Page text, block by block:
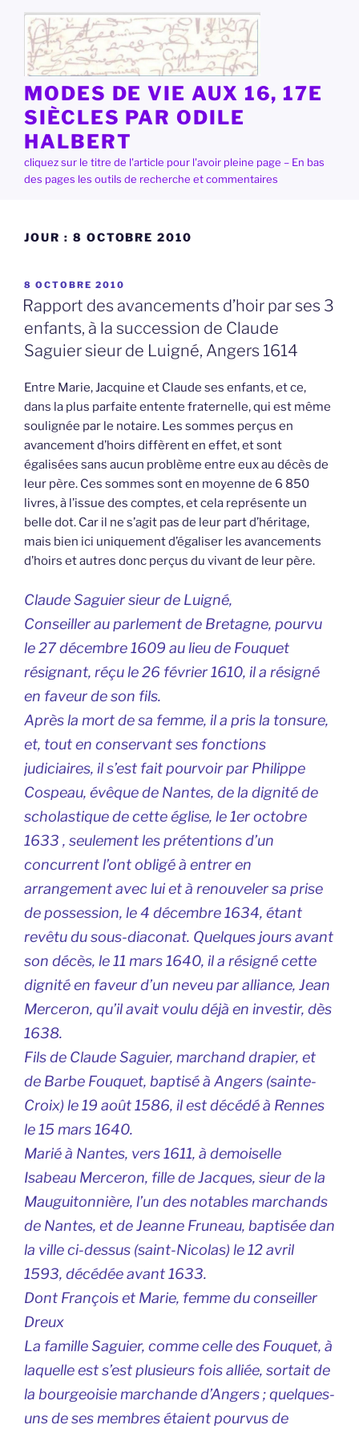
contenu
principal
MODES DE VIE AUX 16, 17E
SIÈCLES PAR ODILE
HALBERT
cliquez sur le titre de l'article pour l'avoir pleine page – En bas
des pages les outils de recherche et commentaires
JOUR : 8 OCTOBRE 2010
PUBLIÉ
LE
8 OCTOBRE 2010
Rapport des avancements d’hoir par ses 3
enfants, à la succession de Claude
Saguier sieur de Luigné, Angers 1614
Entre Marie, Jacquine et Claude ses enfants, et ce,
dans la plus parfaite entente fraternelle, qui est même
soulignée par le notaire. Les sommes perçus en
avancement d’hoirs diffèrent en effet, et sont
égalisées sans aucun problème entre eux au décès de
leur père. Ces sommes sont en moyenne de 6 850
livres, à l’issue des comptes, et cela représente un
belle dot. Car il ne s’agit pas de leur part d’héritage,
mais bien ici uniquement d’égaliser les avancements
d’hoirs et autres donc perçus du vivant de leur père.
Claude Saguier sieur de Luigné,
Conseiller au parlement de Bretagne, pourvu
le 27 décembre 1609 au lieu de Fouquet
résignant, réçu le 26 février 1610, il a résigné
en faveur de son fils.
Après la mort de sa femme, il a pris la tonsure,
et, tout en conservant ses fonctions
judiciaires, il s’est fait pourvoir par Philippe
Cospeau, évêque de Nantes, de la dignité de
scholastique de cette église, le 1er octobre
1633 , seulement les prétentions d’un
concurrent l’ont obligé à entrer en
arrangement avec lui et à renouveler sa prise
de possession, le 4 décembre 1634, étant
revêtu du sous-diaconat. Quelques jours avant
son décès, le 11 mars 1640, il a résigné cette
dignité en faveur d’un neveu par alliance, Jean
Merceron, qu’il avait voulu déjà en investir, dès
1638.
Fils de Claude Saguier, marchand drapier, et
de Barbe Fouquet, baptisé à Angers (sainte-
Croix) le 19 août 1586, il est décédé à Rennes
le 15 mars 1640.
Marié à Nantes, vers 1611, à demoiselle
Isabeau Merceron, fille de Jacques, sieur de la
Mauguitonnière, l’un des notables marchands
de Nantes, et de Jeanne Fruneau, baptisée dan
la ville ci-dessus (saint-Nicolas) le 12 avril
1593, décédée avant 1633.
Dont François et Marie, femme du conseiller
Dreux
La famille Saguier, comme celle des Fouquet, à
laquelle est s’est plusieurs fois alliée, sortait de
la bourgeoisie marchande d’Angers ; quelques-
uns de ses membres étaient pourvus de